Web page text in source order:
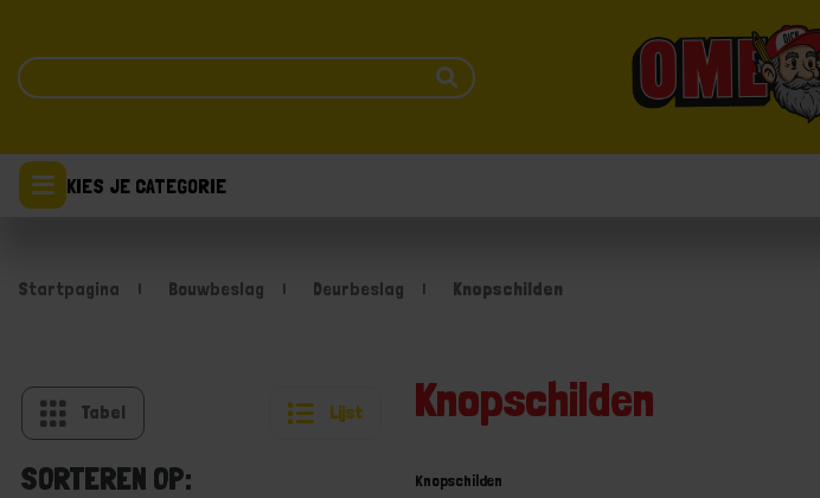
KIES JE CATEGORIE
Startpagina Bouwbeslag Deurbeslag Knopschilden
Tabel Lijst
SORTEREN OP:
Knopschilden
Knopschilden